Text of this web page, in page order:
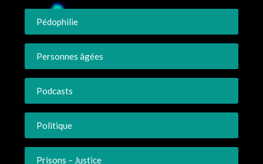
Pédophilie
Personnes âgées
Podcasts
Politique
Prisons – Justice